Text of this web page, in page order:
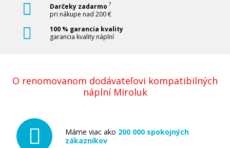
Darčeky zadarmo ?
pri nákupe nad 200 €
100 % garancia kvality
garancia kvality náplní
O renomovanom dodávateľovi kompatibilných
náplní Miroluk
Máme viac ako 200 000 spokojných
zákazníkov